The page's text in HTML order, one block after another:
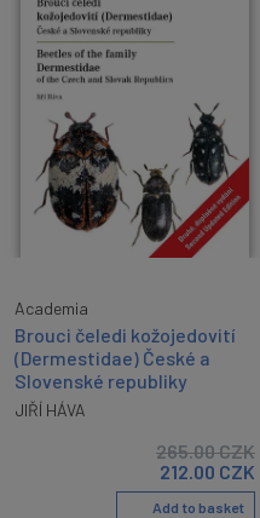
Academia
Brouci čeledi kožojedovití
(Dermestidae) České a
Slovenské republiky
JIŘÍ HÁVA
265.00CZK
212.00 CZK
Add to basket